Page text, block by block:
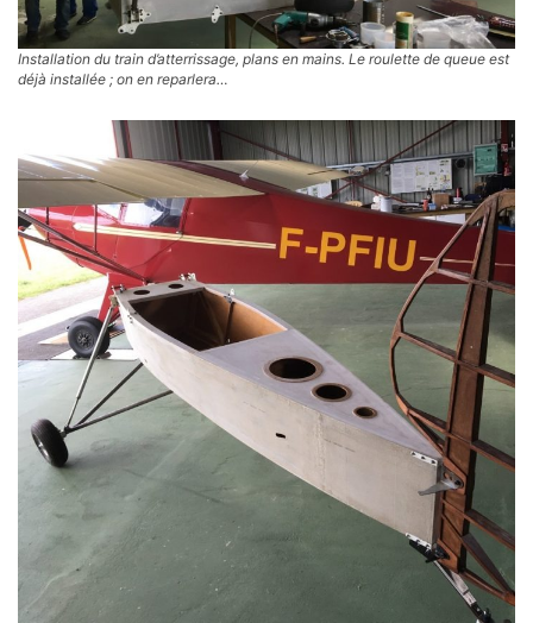
Installation du train d’atterrissage, plans en mains. Le roulette de queue est
déjà installée ; on en reparlera…